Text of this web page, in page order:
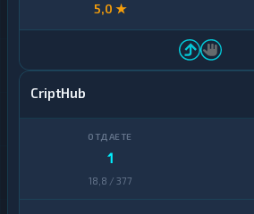
5,0 ★
CriptHub
1
18,8 / 377